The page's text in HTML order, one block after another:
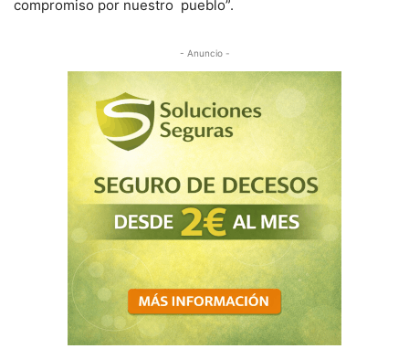
compromiso por nuestro pueblo”.
- Anuncio -